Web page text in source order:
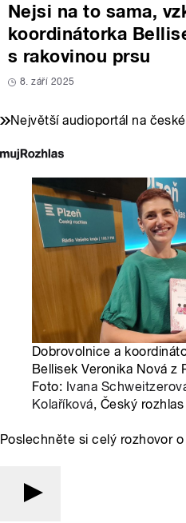
Nejsi na to sama,
koordinátorka
s rakovinou prsu
8. září 2025
Největší audioportál na
Dobrovolnice a
Bellisek Veronika Nová z
Foto: Ivana
Kolaříková, Český rozhlas
Poslechněte si celý rozhovor